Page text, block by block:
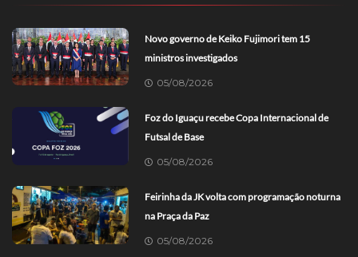
Novo governo de Keiko Fujimori tem 15
ministros investigados
05/08/2026
Foz do Iguaçu recebe Copa Internacional de
Futsal de Base
05/08/2026
Feirinha da JK volta com programação noturna
na Praça da Paz
05/08/2026